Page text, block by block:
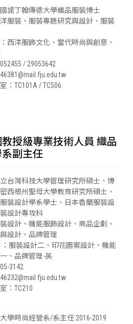
諾丁翰傳德大學織品服裝博士
服裝、服裝專題研究與設計、服裝
西洋服飾文化、當代時尚與創意、
/ 29053642
：TC101A / TC506
授級專業技術人員 織品
副主任
台灣科技大學管理研究所碩士、博
西根州聖母大學教育研究所碩士、
裝設計學系學士、日本香蘭服裝設
設計專攻科
設計、機能服飾設計、商品企劃、
設計、品牌管理
服裝設計二、印花圖案設計、機能
、品牌管理-英
3142
：TC210
學時尚經營系/系主任 2016-2019